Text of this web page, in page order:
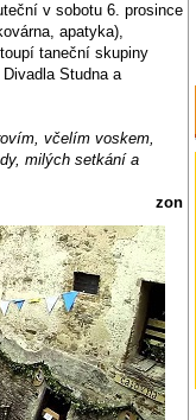
v sobotu 6. prosince
apatyka),
taneční skupiny
Divadla Studna a
včelím voskem,
milých setkání a
zon